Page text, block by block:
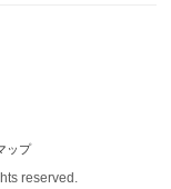
ップ
reserved.